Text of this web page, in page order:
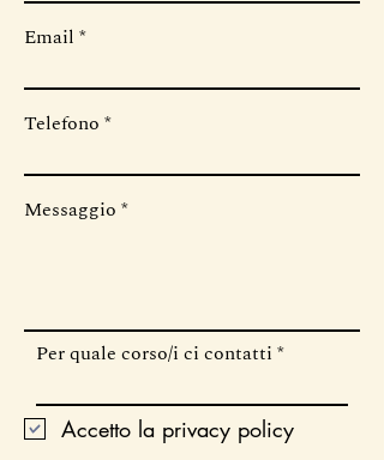
Email
Telefono
Messaggio
Per quale corso/i ci contatti
Accetto la privacy policy